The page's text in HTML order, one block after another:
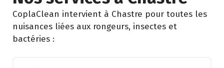
CoplaClean intervient à Chastre pour toutes les
nuisances liées aux rongeurs, insectes et
bactéries :